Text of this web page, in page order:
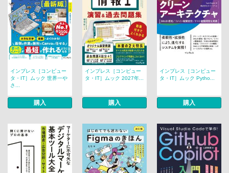
インプレス［コンピュー
タ・IT］ムック 世界一や
さ...
購入
インプレス［コンピュー
タ・IT］ムック 2027年...
購入
インプレス［コンピュー
タ・IT］ムック Pytho...
購入